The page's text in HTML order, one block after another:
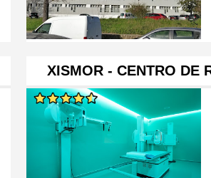
XISMOR - CENTRO DE